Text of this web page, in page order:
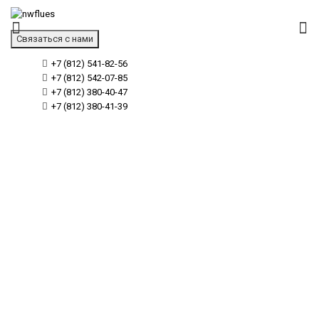
Связаться с нами
+7 (812) 541-82-56
+7 (812) 542-07-85
+7 (812) 380-40-47
+7 (812) 380-41-39